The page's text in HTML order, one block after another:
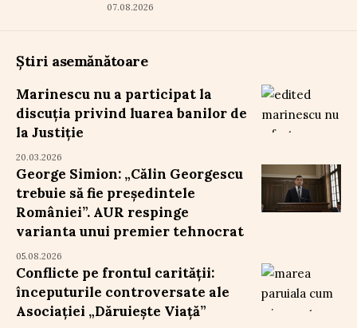
07.08.2026
Știri asemănătoare
Marinescu nu a participat la
discuția privind luarea banilor de
la Justiție
20.03.2026
George Simion: „Călin Georgescu
trebuie să fie președintele
României”. AUR respinge
varianta unui premier tehnocrat
05.08.2026
Conflicte pe frontul carității:
începuturile controversate ale
Asociației „Dăruiește Viață”